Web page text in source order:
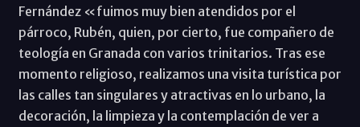
Fernández «fuimos muy bien atendidos por el
párroco, Rubén, quien, por cierto, fue compañero de
teología en Granada con varios trinitarios. Tras ese
momento religioso, realizamos una visita turística por
las calles tan singulares y atractivas en lo urbano, la
decoración, la limpieza y la contemplación de ver a